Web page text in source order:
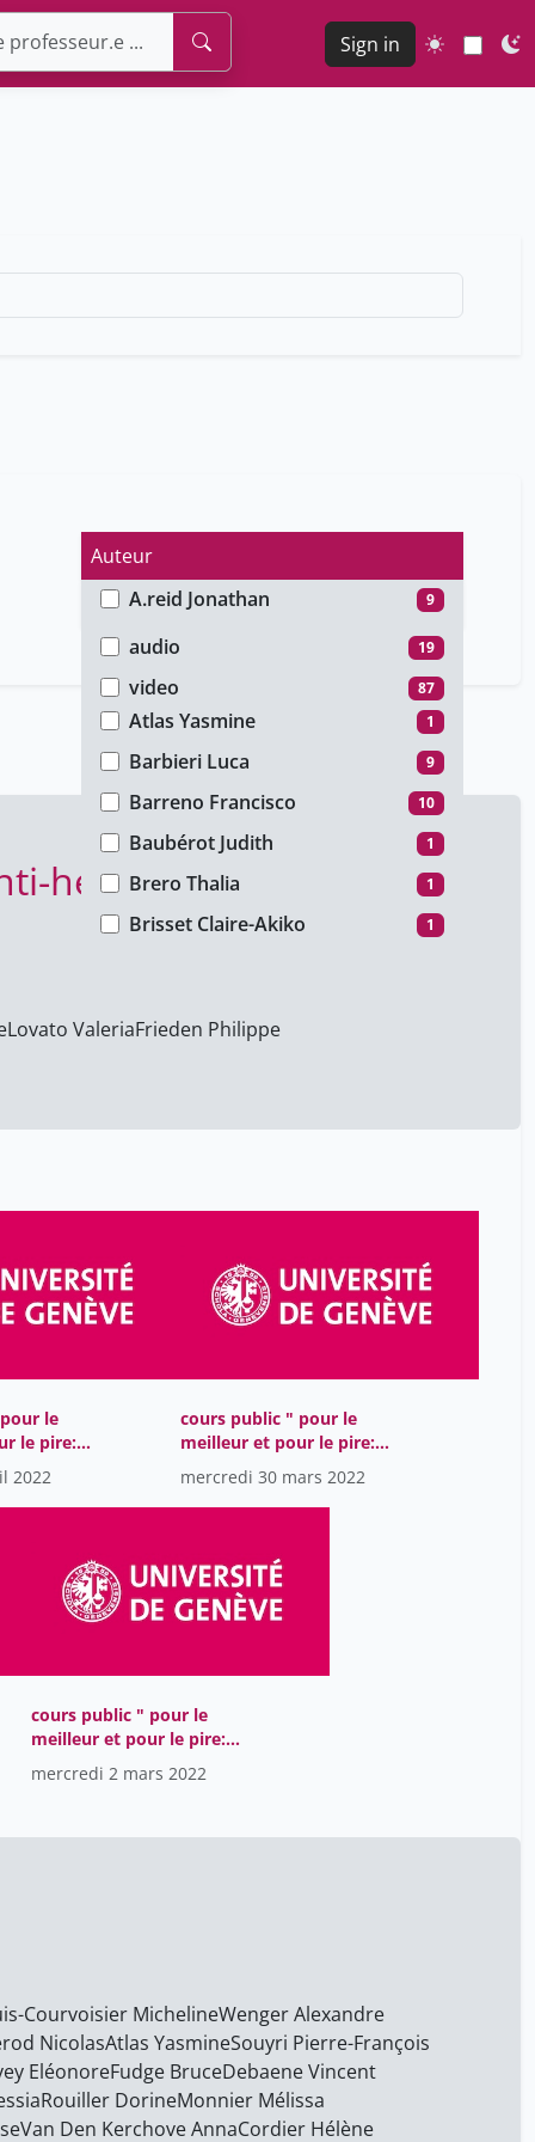
Sign in
Auteur
A.reid Jonathan
9
Amacher Korine 1
Apothéloz Thierry 1
Atlas Yasmine 1
Barbieri Luca 9
Barreno Francisco 10
Baubérot Judith 1
Brero Thalia 1
Brisset Claire-Akiko 1
Calmy Alexandra
Corboud Pierre 1
Crocoll Natacha 4
David Jérôme
Debaene Vincent
Deschamp Marion
Devevey Eléonore
Fakhoury Julien
Flückiger Fabrice
Fornerod Nicolas
Giraud Cédric
Goubier Frédéric 9
Goy Floriane
Gross Geneviève
Type de média
audio
19
video 87
héros au Moyen Age"
Lovato ValeriaFrieden Philippe
le
le pire:
au
2022
2022
cours public " pour le
meilleur et pour le pire:
héros et anti-héros au
Moyen Age" CEM 2022
mercredi 30 mars 2022
cours public " pour le
meilleur et pour le pire:
héros et anti-héros au
Moyen Age" CEM 2022
mercredi 2 mars 2022
Courvoisier MichelineWenger Alexandre
NicolasAtlas YasmineSouyri Pierre-François
EléonoreFudge BruceDebaene Vincent
Rouiller DorineMonnier Mélissa
Van Den Kerchove AnnaCordier Hélène